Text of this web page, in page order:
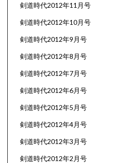
剣道時代2012年11月号
剣道時代2012年10月号
剣道時代2012年9月号
剣道時代2012年8月号
剣道時代2012年7月号
剣道時代2012年6月号
剣道時代2012年5月号
剣道時代2012年4月号
剣道時代2012年3月号
剣道時代2012年2月号